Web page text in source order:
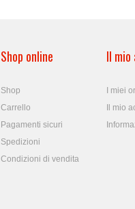
Shop online
Shop
Carrello
Pagamenti sicuri
Spedizioni
Condizioni di vendita
Il
I miei
Il mio